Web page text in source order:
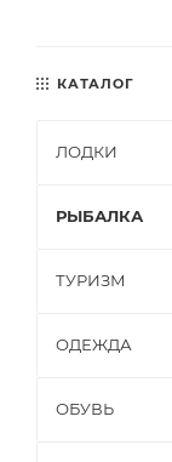
КАТАЛОГ
ЛОДКИ
РЫБАЛКА
ТУРИЗМ
ОДЕЖДА
ОБУВЬ